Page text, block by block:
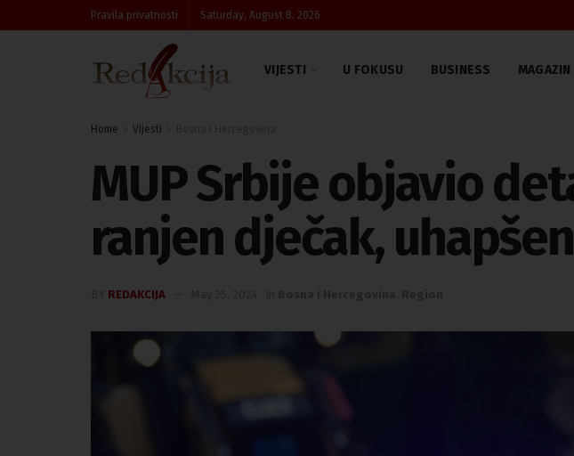
Pravila privatnosti Saturday, August 8, 2026
VIJESTI U FOKUSU BUSINESS MAGAZIN
Home Vijesti
MUP Srbije objavio
ranjen dječak,
REDAKCIJA